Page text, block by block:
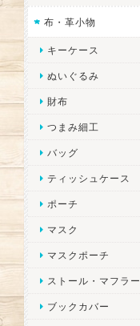
布・革小物
キーケース
ぬいぐるみ
財布
つまみ細工
バッグ
ティッシュケース
ポーチ
マスク
マスクポーチ
ストール・マフラー
ブックカバー